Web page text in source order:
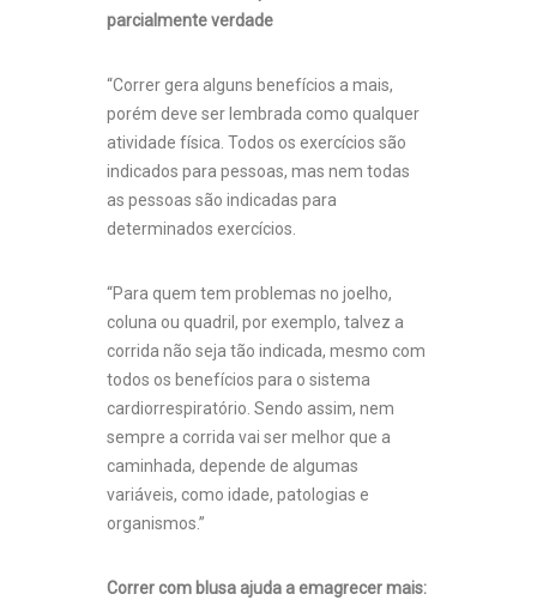
parcialmente verdade
“Correr gera alguns benefícios a mais,
porém deve ser lembrada como qualquer
atividade física. Todos os exercícios são
indicados para pessoas, mas nem todas
as pessoas são indicadas para
determinados exercícios.
“Para quem tem problemas no joelho,
coluna ou quadril, por exemplo, talvez a
corrida não seja tão indicada, mesmo com
todos os benefícios para o sistema
cardiorrespiratório. Sendo assim, nem
sempre a corrida vai ser melhor que a
caminhada, depende de algumas
variáveis, como idade, patologias e
organismos.”
Correr com blusa ajuda a emagrecer mais: